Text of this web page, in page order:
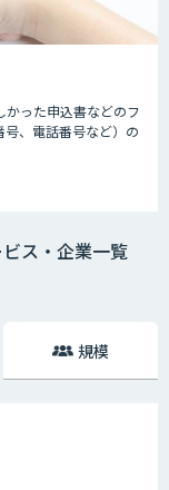
かった申込書などのフ
、電話番号など）の
読み取り精度が低か
の読み取りなど日本
た、機微情報を取り
タを流さず情報漏洩
の第一歩です。
ス・企業一覧
規模